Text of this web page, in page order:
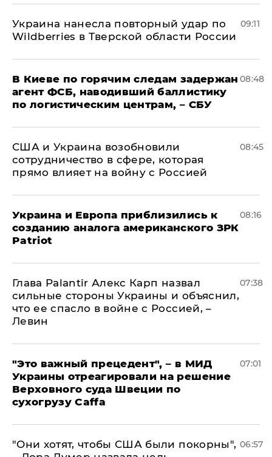
Украина нанесла повторный удар по
Wildberries в Тверской области России
09:11
В Киеве по горячим следам задержан
агент ФСБ, наводивший баллистику
по логистическим центрам, – СБУ
08:48
США и Украина возобновили
сотрудничество в сфере, которая
прямо влияет на войну с Россией
08:45
Украина и Европа приблизились к
созданию аналога американского ЗРК
Patriot
08:16
Глава Palantir Алекс Карп назвал
сильные стороны Украины и объяснил,
что ее спасло в войне с Россией, –
Левин
07:38
"Это важный прецедент", – в МИД
Украины отреагировали на решение
Верховного суда Швеции по
сухогрузу Caffa
07:01
"Они хотят, чтобы США были покорны", 06:57